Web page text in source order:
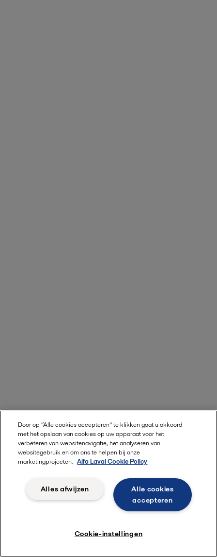
Door op “Alle cookies accepteren” te klikken gaat u akkoord
met het opslaan van cookies op uw apparaat voor het
verbeteren van websitenavigatie, het analyseren van
websitegebruik en om ons te helpen bij onze
marketingprojecten. Alfa Laval Cookie Policy
Alle cookies
accepteren
Alles afwijzen
Cookie-instellingen